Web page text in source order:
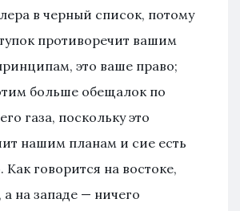
в черный список, потому
противоречит вашим
это ваше право;
больше обещалок по
газа, поскольку это
нашим планам и сие есть
Как говорится на востоке,
на западе — ничего